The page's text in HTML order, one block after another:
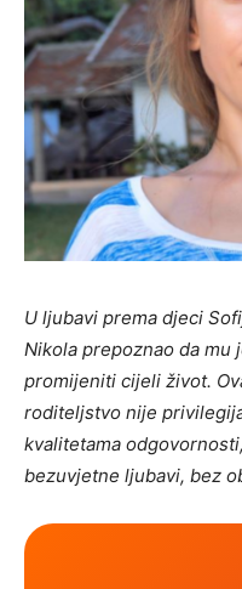
U ljubavi prema djeci
Nikola prepoznao da mu
promijeniti cijeli život.
roditeljstvo nije
kvalitetama
bezuvjetne ljubavi, bez